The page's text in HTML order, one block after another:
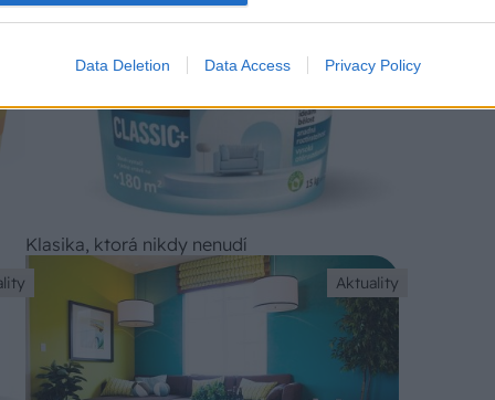
Data Deletion Data Access Privacy Policy
Klasika, ktorá nikdy nenudí
Aktuality